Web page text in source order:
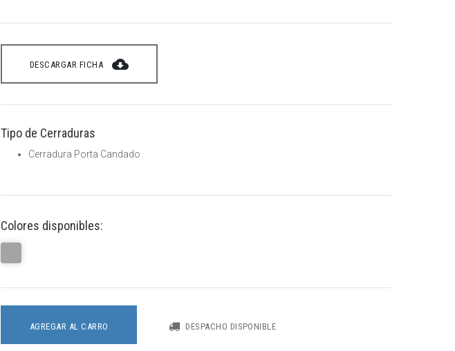
DESCARGAR FICHA cloud_download
Tipo de Cerraduras
Cerradura Porta Candado
Colores disponibles:
AGREGAR AL CARRO DESPACHO DISPONIBLE